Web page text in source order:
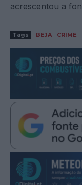
acrescentou a
Tags BEJA CRIME